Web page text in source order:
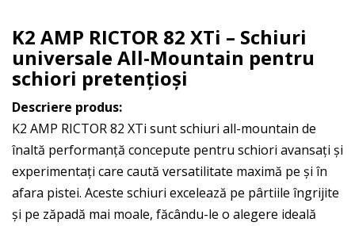
K2 AMP RICTOR 82 XTi – Schiuri
universale All-Mountain pentru
schiori pretențioși
Descriere produs:
K2 AMP RICTOR 82 XTi sunt schiuri all-mountain de
înaltă performanță concepute pentru schiori avansați și
experimentați care caută versatilitate maximă pe și în
afara pistei. Aceste schiuri excelează pe pârtiile îngrijite
și pe zăpadă mai moale, făcându-le o alegere ideală